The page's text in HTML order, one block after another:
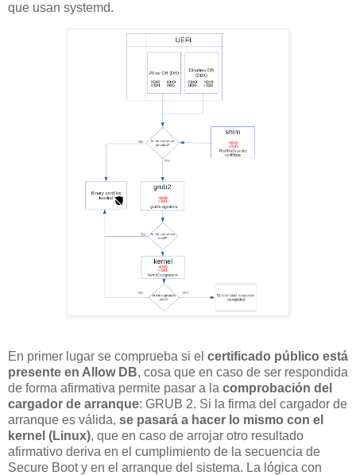
que usan systemd.
En primer lugar se comprueba si el certificado público está
presente en Allow DB, cosa que en caso de ser respondida
de forma afirmativa permite pasar a la comprobación del
cargador de arranque: GRUB 2. Si la firma del cargador de
arranque es válida, se pasará a hacer lo mismo con el
kernel (Linux), que en caso de arrojar otro resultado
afirmativo deriva en el cumplimiento de la secuencia de
Secure Boot y en el arranque del sistema. La lógica con